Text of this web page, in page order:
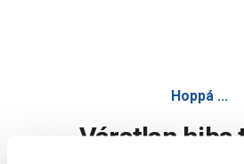
Hoppá ...
Váratlan hiba